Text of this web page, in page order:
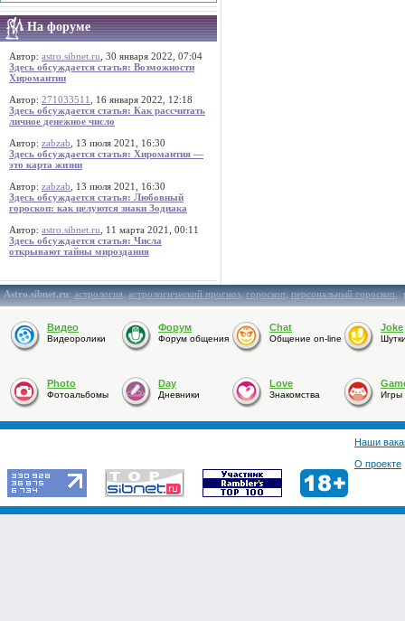
На форуме
Автор: astro.sibnet.ru , 30 января 2022, 07:04
Здесь обсуждается статья: Возможности
Хиромантии
Автор: 271033511
, 16 января 2022, 12:18
Здесь обсуждается статья: Как рассчитать
личное денежное число
Автор: zabzab , 13 июля 2021, 16:30
Здесь обсуждается статья: Хиромантия —
это карта жизни
Автор: zabzab , 13 июля 2021, 16:30
Здесь обсуждается статья: Любовный
гороскоп: как целуются знаки Зодиака
Автор: astro.sibnet.ru , 11 марта 2021, 00:11
Здесь обсуждается статья: Числа
открывают тайны мироздания
Astro.sibnet.ru:астрология,астрологический прогноз,гороскоп,персональный гороскоп,
Видео
Видеоролики
Форум
Форум общения
Chat
Общение on-line
Joke
Photo
Фотоальбомы
Day
Дневники
Love
Знакомства Игры
Наши
О проекте